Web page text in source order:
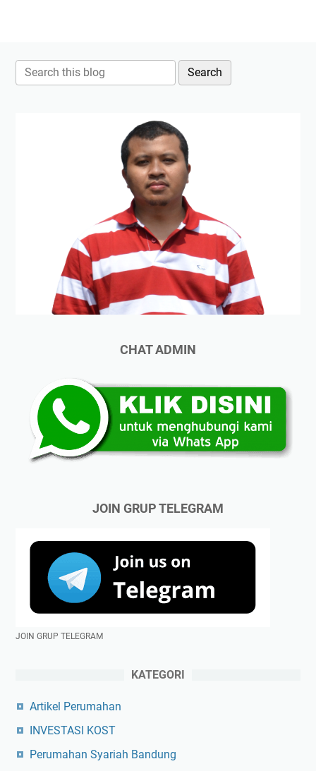
CHAT ADMIN
JOIN GRUP TELEGRAM
JOIN GRUP TELEGRAM
KATEGORI
Artikel Perumahan
INVESTASI KOST
Perumahan Syariah Bandung